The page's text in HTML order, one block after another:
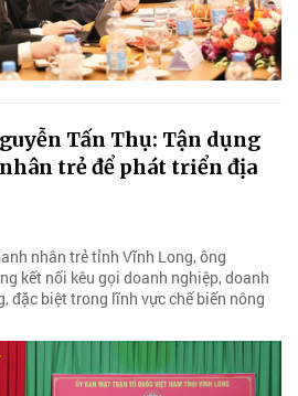
Tấn Thụ: Tận dụng
trẻ để phát triển địa
nhân trẻ tỉnh Vĩnh Long, ông
kết nối kêu gọi doanh nghiệp, doanh
đặc biệt trong lĩnh vực chế biến nông